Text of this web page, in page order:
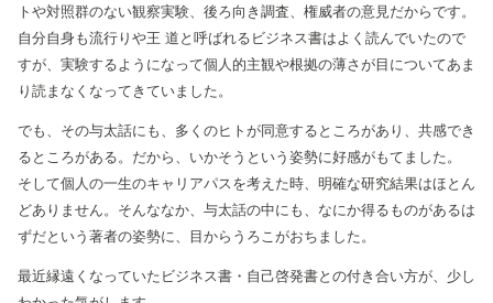
トや対照群のない観察実験、後ろ向き調査、権威者の意見だからです。
自分自身も流行りや王 道と呼ばれるビジネス書はよく読んでいたので
すが、実験するようになって個人的主観や根拠の薄さが目についてあま
り読まなくなってきていました。
でも、その与太話にも、多くのヒトが同意するところがあり、共感でき
るところがある。だから、いかそうという姿勢に好感がもてました。
そして個人の一生のキャリアパスを考えた時、明確な研究結果はほとん
どありません。そんななか、与太話の中にも、なにか得るものがあるは
ずだという著者の姿勢に、目からうろこがおちました。
最近縁遠くなっていたビジネス書・自己啓発書との付き合い方が、少し